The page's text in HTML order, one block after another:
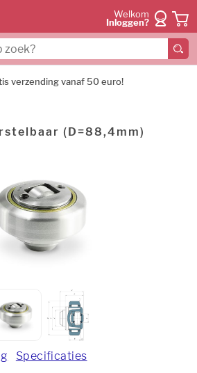
Welkom
Inloggen?
verzending vanaf 50 euro!
(D=88,4mm)
Specificaties